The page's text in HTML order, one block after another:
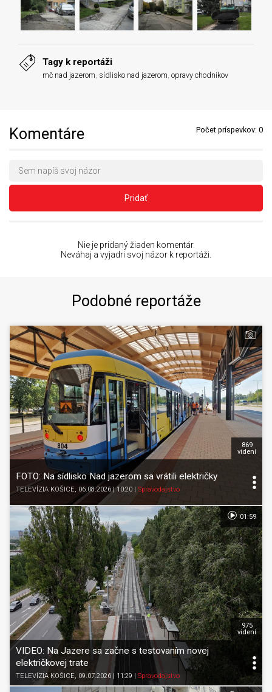
Tagy k reportáži
mč nad jazerom sídlisko nad jazerom opravy chodníkov
Komentáre Počet príspevkov: 0
Pridať
Nie je pridaný žiaden komentár.
Neváhaj a vyjadri svoj názor k reportáži.
Podobné reportáže
FOTO: Na sídlisko Nad jazerom sa vrátili električky
TELEVÍZIA KOŠICE, 06.08.2026 | 10:20 | Spravodajstvo
869
videní
VIDEO: Na Jazere sa začne s testovaním novej
električkovej trate
TELEVÍZIA KOŠICE, 09.07.2026 | 11:29 | Spravodajstvo
975
videní
01:59